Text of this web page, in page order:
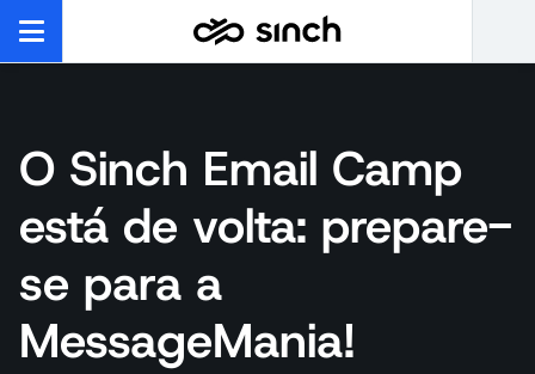
O Sinch Email Camp
está de volta: prepare-
se para a
MessageMania!